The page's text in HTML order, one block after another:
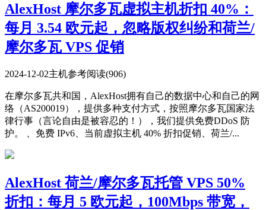
AlexHost 摩尔多瓦虚拟主机折扣 40%：
每月 3.54 欧元起，忽略版权纠纷和荷兰/
摩尔多瓦 VPS 促销
2024-12-02主机参考阅读(906)
在摩尔多瓦共和国，AlexHost拥有自己的数据中心和自己的网
络（AS200019），提供多种支付方式，按照摩尔多瓦国家法
律行事（言论自由是被容忍的！），我们提供免费DDoS 防
护。 、免费 IPv6、当前虚拟主机 40% 折扣促销、荷兰/...
AlexHost 荷兰/摩尔多瓦托管 VPS 50%
折扣：每月 5 欧元起，100Mbps 带宽，